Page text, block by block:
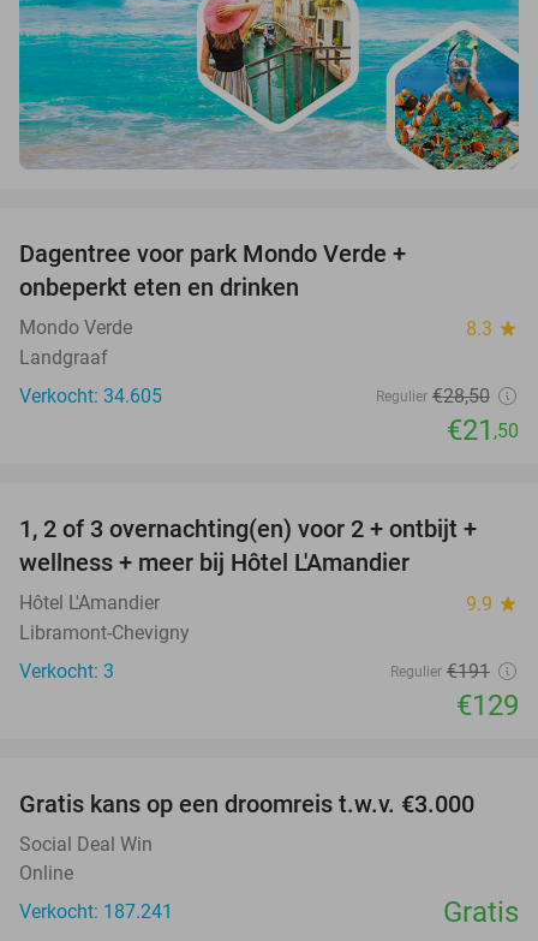
Dagentree voor park Mondo Verde +
onbeperkt eten en drinken
Mondo Verde 8.3 star
Landgraaf
Verkocht: 34.605
Regulier €28,50
€21 ,50
32%
TODAY
1, 2 of 3 overnachting(en) voor 2 + ontbijt +
wellness + meer bij Hôtel L'Amandier
Hôtel L'Amandier 9.9 star
Libramont-Chevigny
Verkocht: 3
Regulier €191
€129
Gratis kans op een droomreis t.w.v. €3.000
Social Deal Win
Online
Verkocht: 187.241
Gratis